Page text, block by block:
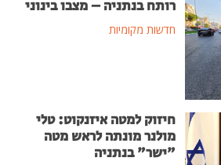
רותח בנתניה – מצבו בינוני
חדשות מקומיות
חיזוק למטה איזנקוט: טלי
מולנר מונתה לראש מטה
"ישר" בנתניה